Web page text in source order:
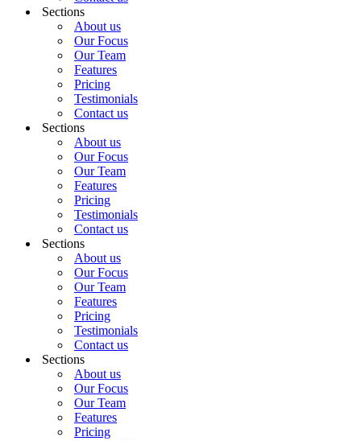
Sections
About us
Our Focus
Our Team
Features
Pricing
Testimonials
Contact us
Sections
About us
Our Focus
Our Team
Features
Pricing
Testimonials
Contact us
Sections
About us
Our Focus
Our Team
Features
Pricing
Testimonials
Contact us
Sections
About us
Our Focus
Our Team
Features
Pricing